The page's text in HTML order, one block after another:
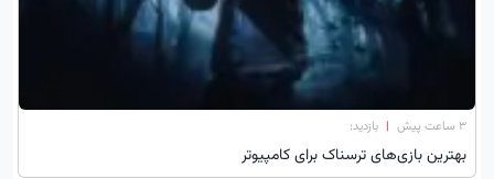
۳ ساعت پیش | بازدید:
بهترین بازی‌های ترسناک برای کامپیوتر